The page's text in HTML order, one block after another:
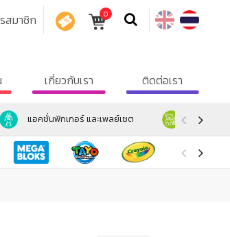
สมาชิก 0
เกี่ยวกับเรา ติดต่อเรา
แอคชั่นฟิกเกอร์ และเพลย์เซต ตุ๊กตา แล